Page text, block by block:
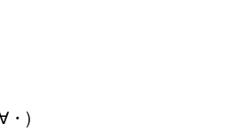
・)